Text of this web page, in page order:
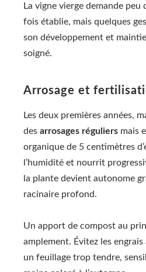
La vigne vierge demande peu
fois établie, mais quelques
son développement et
soigné.
Arrosage et
Les deux premières années,
des arrosages réguliers mais
organique de 5 centimètres
l’humidité et nourrit
la plante devient autonome
racinaire profond.
Un apport de compost au
amplement. Évitez les
un feuillage trop tendre,